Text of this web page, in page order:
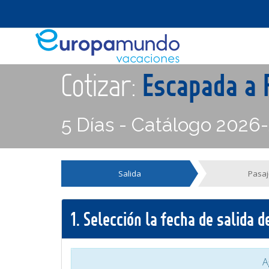
Cotizar: Escapada a
5 Días - Catálogo
Salida
1. Selección la fecha de salida